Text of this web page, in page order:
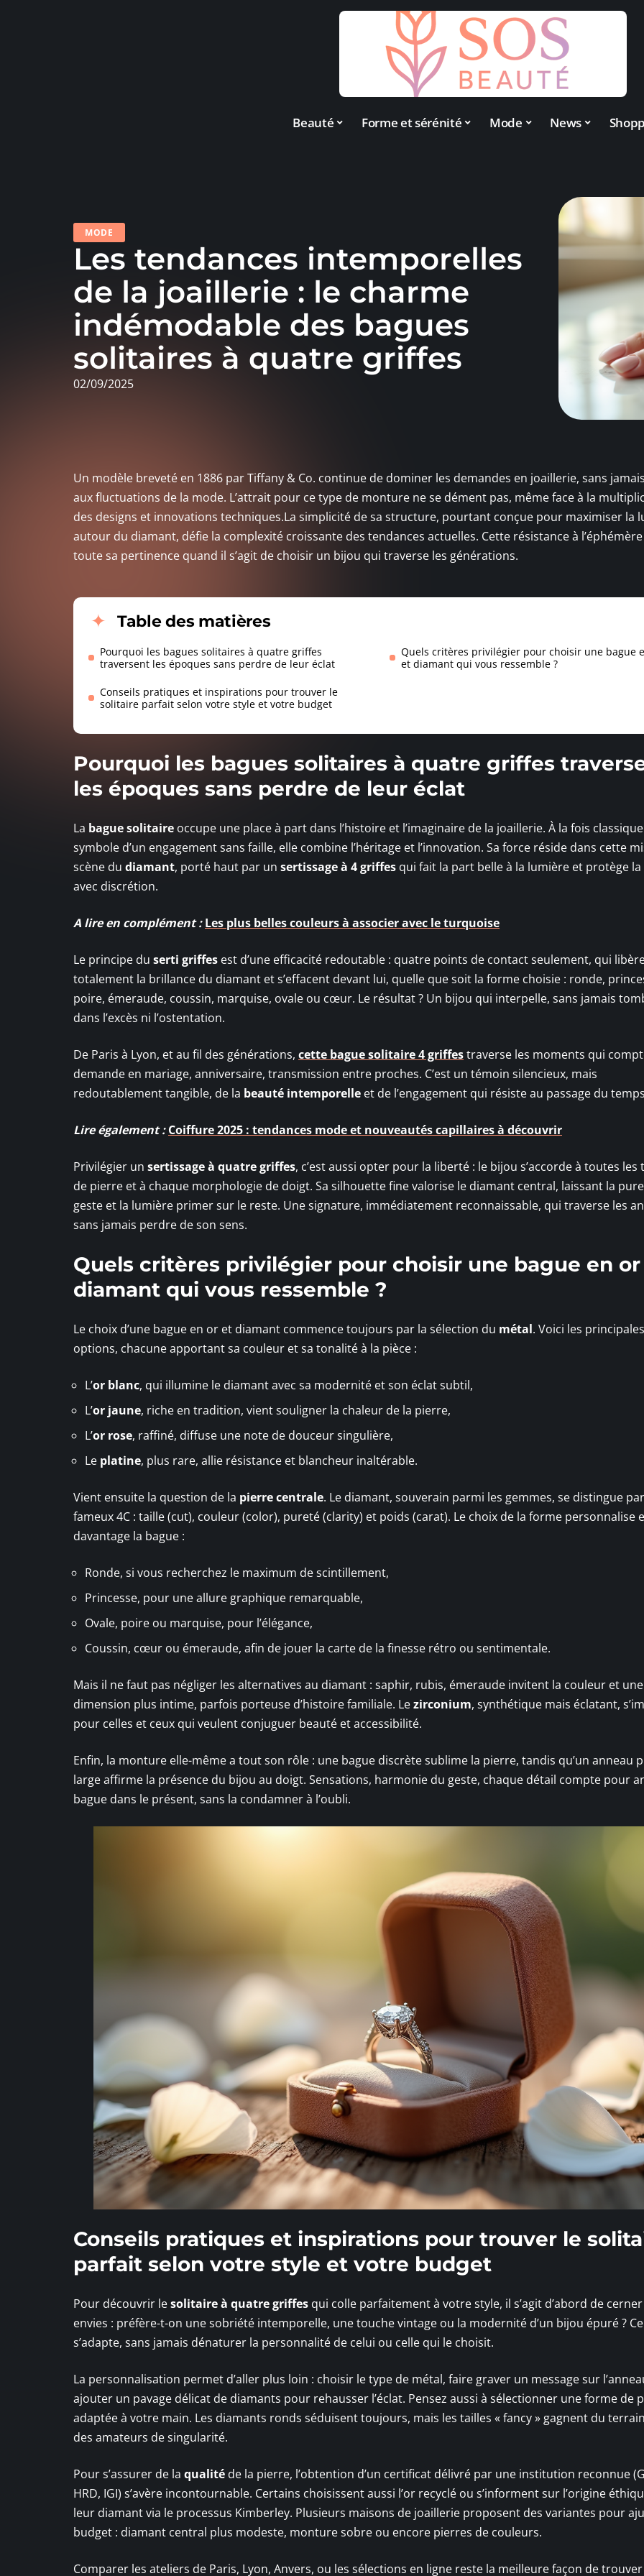
Beauté Forme et sérénité Mode News
MODE
Les tendances intemporelles
de la joaillerie : le charme
indémodable des bagues
solitaires à quatre griffes
02/09/2025
Un modèle breveté en 1886 par Tiffany & Co. continue de dominer les demandes en joaillerie, sans
aux fluctuations de la mode. L’attrait pour ce type de monture ne se dément pas, même face à la
des designs et innovations techniques.La simplicité de sa structure, pourtant conçue pour maximiser la
autour du diamant, défie la complexité croissante des tendances actuelles. Cette résistance à
toute sa pertinence quand il s’agit de choisir un bijou qui traverse les générations.
Table des matières
Pourquoi les bagues solitaires à quatre griffes
traversent les époques sans perdre de leur éclat
Quels critères privilégier pour choisir une bague
et diamant qui vous ressemble ?
Conseils pratiques et inspirations pour trouver le
solitaire parfait selon votre style et votre budget
Pourquoi les bagues solitaires à quatre griffes
les époques sans perdre de leur éclat
La bague solitaire occupe une place à part dans l’histoire et l’imaginaire de la joaillerie. À la fois
symbole d’un engagement sans faille, elle combine l’héritage et l’innovation. Sa force réside dans cette
scène du diamant, porté haut par un sertissage à 4 griffes qui fait la part belle à la lumière et protège
avec discrétion.
A lire en complément : Les plus belles couleurs à associer avec le turquoise
Le principe du serti griffes est d’une efficacité redoutable : quatre points de contact seulement, qui
totalement la brillance du diamant et s’effacent devant lui, quelle que soit la forme choisie : ronde,
poire, émeraude, coussin, marquise, ovale ou cœur. Le résultat ? Un bijou qui interpelle, sans jamais
dans l’excès ni l’ostentation.
De Paris à Lyon, et au fil des générations, cette bague solitaire 4 griffestraverse les moments qui
demande en mariage, anniversaire, transmission entre proches. C’est un témoin silencieux, mais
redoutablement tangible, de la beauté intemporelle et de l’engagement qui résiste au passage du
Lire également : Coiffure 2025 : tendances mode et nouveautés capillaires à découvrir
Privilégier un sertissage à quatre griffes, c’est aussi opter pour la liberté : le bijou s’accorde à toutes les
de pierre et à chaque morphologie de doigt. Sa silhouette fine valorise le diamant central, laissant la
geste et la lumière primer sur le reste. Une signature, immédiatement reconnaissable, qui traverse les
sans jamais perdre de son sens.
Quels critères privilégier pour choisir une bague en
diamant qui vous ressemble ?
Le choix d’une bague en or et diamant commence toujours par la sélection du métal. Voici les principales
options, chacune apportant sa couleur et sa tonalité à la pièce :
L’or blanc, qui illumine le diamant avec sa modernité et son éclat subtil,
L’or jaune, riche en tradition, vient souligner la chaleur de la pierre,
L’or rose, raffiné, diffuse une note de douceur singulière,
Le platine, plus rare, allie résistance et blancheur inaltérable.
Vient ensuite la question de la pierre centrale. Le diamant, souverain parmi les gemmes, se distingue
fameux 4C : taille (cut), couleur (color), pureté (clarity) et poids (carat). Le choix de la forme personnalise
davantage la bague :
Ronde, si vous recherchez le maximum de scintillement,
Princesse, pour une allure graphique remarquable,
Ovale, poire ou marquise, pour l’élégance,
Coussin, cœur ou émeraude, afin de jouer la carte de la finesse rétro ou sentimentale.
Mais il ne faut pas négliger les alternatives au diamant : saphir, rubis, émeraude invitent la couleur et une
dimension plus intime, parfois porteuse d’histoire familiale. Lezirconium, synthétique mais éclatant,
pour celles et ceux qui veulent conjuguer beauté et accessibilité.
Enfin, la monture elle-même a tout son rôle : une bague discrète sublime la pierre, tandis qu’un anneau
large affirme la présence du bijou au doigt. Sensations, harmonie du geste, chaque détail compte pour
bague dans le présent, sans la condamner à l’oubli.
Conseils pratiques et inspirations pour trouver le
parfait selon votre style et votre budget
Pour découvrir lesolitaire à quatre griffes qui colle parfaitement à votre style, il s’agit d’abord de
envies : préfère-t-on une sobriété intemporelle, une touche vintage ou la modernité d’un bijou épuré ?
s’adapte, sans jamais dénaturer la personnalité de celui ou celle qui le choisit.
La personnalisation permet d’aller plus loin : choisir le type de métal, faire graver un message sur
ajouter un pavage délicat de diamants pour rehausser l’éclat. Pensez aussi à sélectionner une forme de
adaptée à votre main. Les diamants ronds séduisent toujours, mais les tailles « fancy » gagnent du
des amateurs de singularité.
Pour s’assurer de la qualité de la pierre, l’obtention d’un certificat délivré par une institution reconnue
HRD, IGI) s’avère incontournable. Certains choisissent aussi l’or recyclé ou s’informent sur l’origine
leur diamant via le processus Kimberley. Plusieurs maisons de joaillerie proposent des variantes pour
budget : diamant central plus modeste, monture sobre ou encore pierres de couleurs.
Comparer les ateliers de Paris, Lyon, Anvers, ou les sélections en ligne reste la meilleure façon de